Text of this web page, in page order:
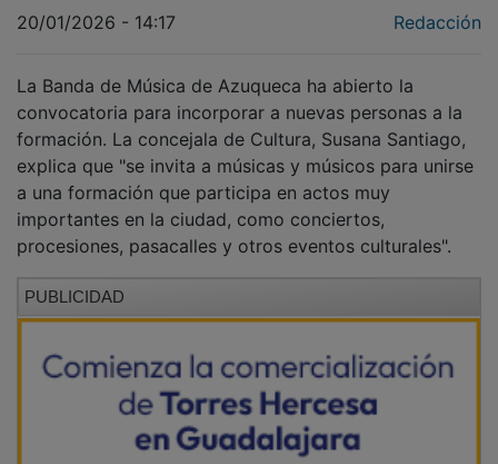
convocatoria para incorporar a nuevas personas a la
formación. La concejala de Cultura, Susana Santiago,
explica que "se invita a músicas y músicos para unirse
a una formación que participa en actos muy
importantes en la ciudad, como conciertos,
procesiones, pasacalles y otros eventos culturales".